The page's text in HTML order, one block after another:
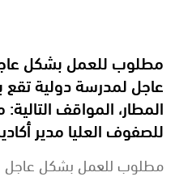
مطلوب للعمل بشكل
عاجل لمدرسة دولية
المطار، المواقف
للصفوف العليا مدير
مطلوب للعمل بشكل عاجل